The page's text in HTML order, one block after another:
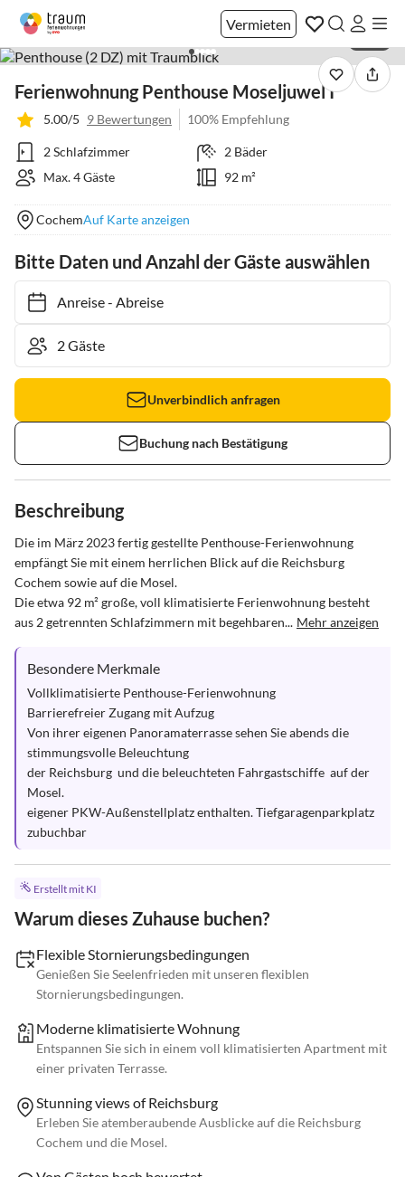
Vermieten
Ferienwohnung Penthouse Moseljuwel I
5.00/5 9 Bewertungen 100% Empfehlung
2 Schlafzimmer
2 Bäder
Max. 4 Gäste
92 m²
CochemAuf Karte anzeigen
Bitte Daten und Anzahl der Gäste auswählen
Anreise- Abreise
Unverbindlich anfragen
Buchung nach Bestätigung
Beschreibung
Die im März 2023 fertig gestellte Penthouse-Ferienwohnung
empfängt Sie mit einem herrlichen Blick auf die Reichsburg
Cochem sowie auf die Mosel.
Die etwa 92 m² große, voll klimatisierte Ferienwohnung besteht
aus 2 getrennten Schlafzimmern mit begehbaren... Mehr anzeigen
Besondere Merkmale
Vollklimatisierte Penthouse-Ferienwohnung
Barrierefreier Zugang mit Aufzug
Von ihrer eigenen Panoramaterrasse sehen Sie abends die
stimmungsvolle Beleuchtung
der Reichsburg  und die beleuchteten Fahrgastschiffe  auf der
Mosel.
eigener PKW-Außenstellplatz enthalten. Tiefgaragenparkplatz
zubuchbar
Erstellt mit KI
Warum dieses Zuhause buchen?
Flexible Stornierungsbedingungen
Genießen Sie Seelenfrieden mit unseren flexiblen
Stornierungsbedingungen.
Moderne klimatisierte Wohnung
Entspannen Sie sich in einem voll klimatisierten Apartment mit
einer privaten Terrasse.
Stunning views of Reichsburg
Erleben Sie atemberaubende Ausblicke auf die Reichsburg
Cochem und die Mosel.